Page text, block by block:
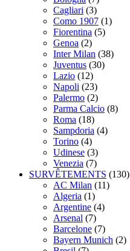
Cagliari (3)
Como 1907 (1)
Fiorentina (5)
Genoa (2)
Inter Milan (38)
Juventus (30)
Lazio (12)
Napoli (23)
Palermo (2)
Parma Calcio (8)
Roma (18)
Sampdoria (4)
Torino (4)
Udinese (3)
Venezia (7)
SURVÊTEMENTS (130)
AC Milan (11)
Algeria (1)
Argentine (4)
Arsenal (7)
Barcelone (7)
Bayern Munich (2)